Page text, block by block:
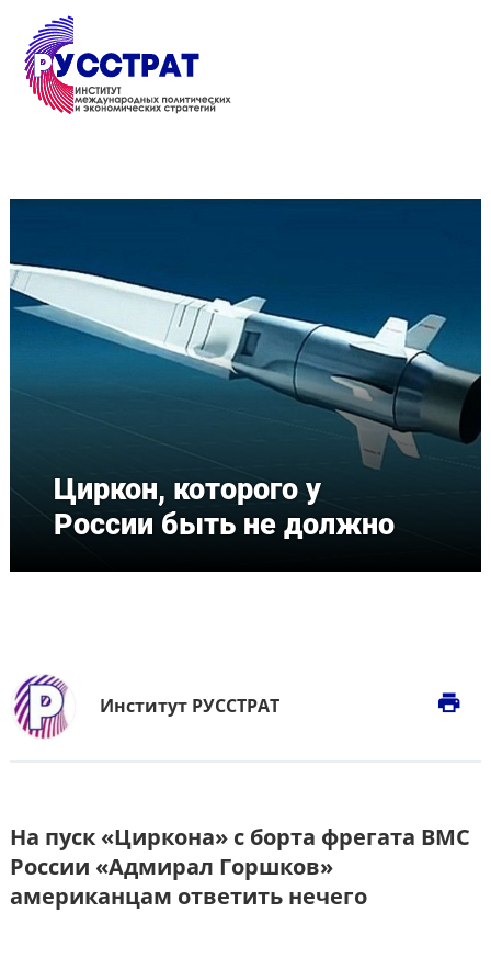
Перейти к основному содержанию
Циркон, которого у
России быть не должно
Институт РУССТРАТ print
На пуск «Циркона» с борта фрегата ВМС
России «Адмирал Горшков»
американцам ответить нечего